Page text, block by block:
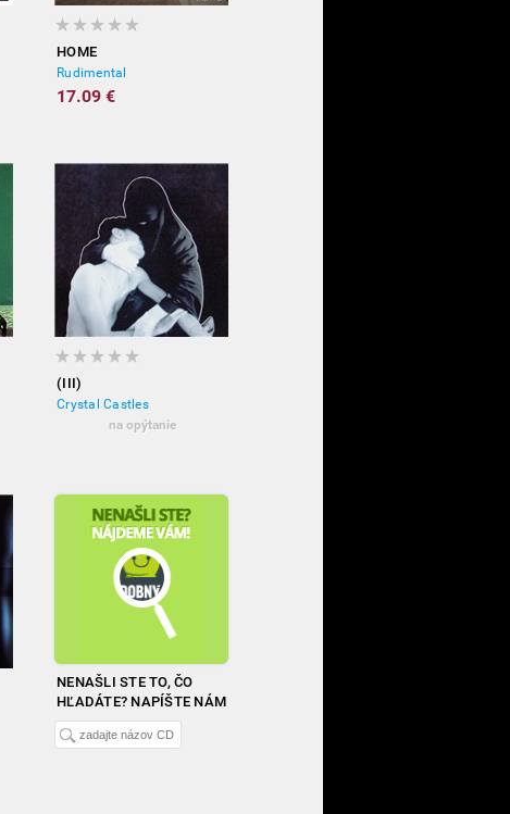
HOME
Rudimental
17.09 €
(III)
Crystal Castles
na opýtanie
NENAŠLI STE TO, ČO
HĽADÁTE? NAPÍŠTE NÁM